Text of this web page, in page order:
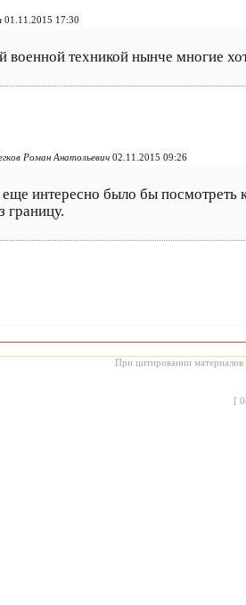
01.11.2015 17:30
военной техникой нынче многие
Роман Анатольевич 02.11.2015 09:26
еще интересно было бы
границу.
При цитировании материалов
[